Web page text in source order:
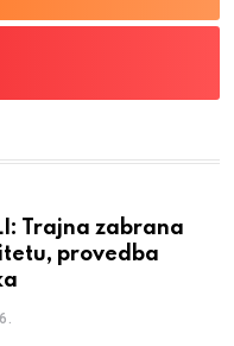
Trajna zabrana
provedba